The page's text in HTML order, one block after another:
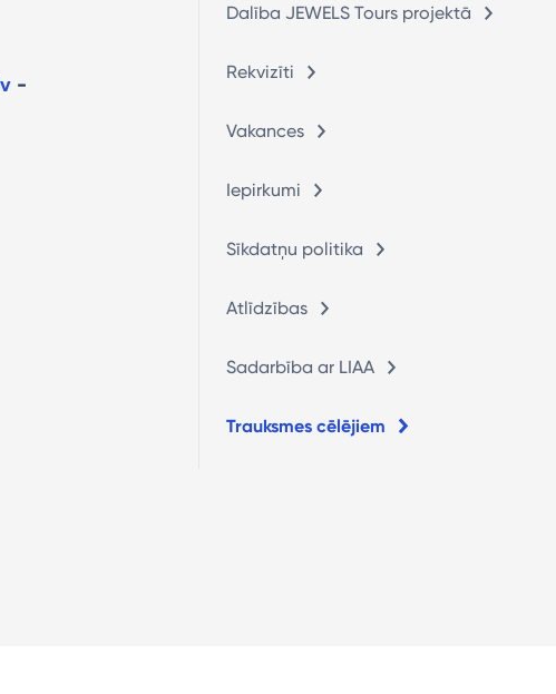
Dalība JEWELS Tours projektā
Rekvizīti
Vakances
Iepirkumi
Sīkdatņu politika
Atlīdzības
Sadarbība ar LIAA
Trauksmes cēlējiem
-